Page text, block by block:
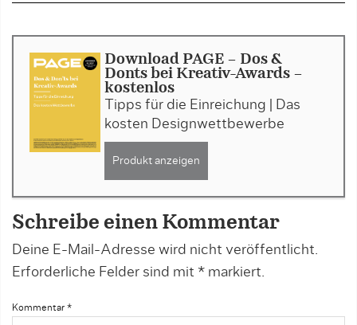
Download PAGE - Dos &
Donts bei Kreativ-Awards -
kostenlos
Tipps für die Einreichung | Das
kosten Designwettbewerbe
Produkt anzeigen
Schreibe einen Kommentar
Deine E-Mail-Adresse wird nicht veröffentlicht.
Erforderliche Felder sind mit * markiert.
Kommentar *